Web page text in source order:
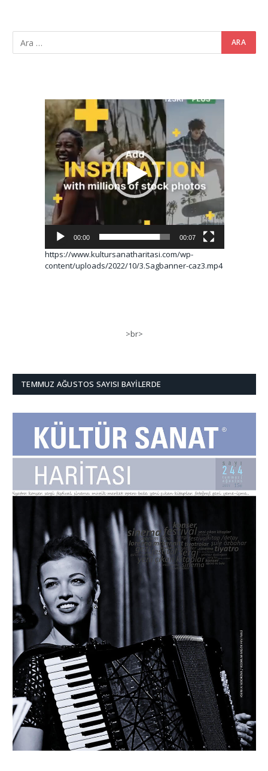
Video
oynatıcı
00:00 00:07
https://www.kultursanatharitasi.com/wp-
content/uploads/2022/10/3.Sagbanner-caz3.mp4
>br>
TEMMUZ AĞUSTOS SAYISI BAYILERDE